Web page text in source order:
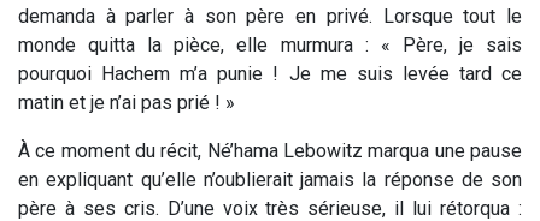
demanda à parler à son père en privé. Lorsque tout le
monde quitta la pièce, elle murmura : « Père, je sais
pourquoi Hachem m’a punie ! Je me suis levée tard ce
matin et je n’ai pas prié ! »
À ce moment du récit, Né’hama Lebowitz marqua une pause
en expliquant qu’elle n’oublierait jamais la réponse de son
père à ses cris. D’une voix très sérieuse, il lui rétorqua :